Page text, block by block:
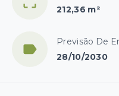
212,36 m²
Previsão De
28/10/2030